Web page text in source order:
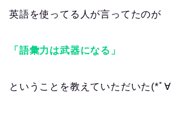
英語を使ってる人が言ってたのが
「語彙力は武器になる」
ということを教えていただいた(*ﾟ